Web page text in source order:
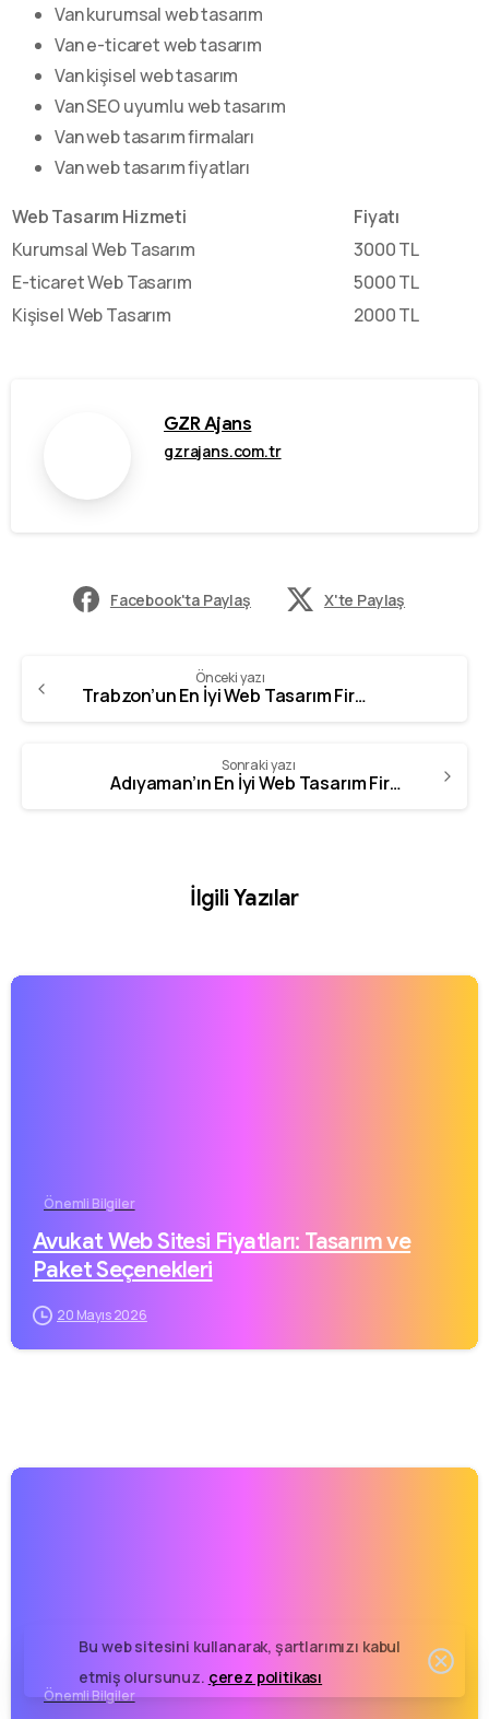
Van kurumsal web tasarım
Van e-ticaret web tasarım
Van kişisel web tasarım
Van SEO uyumlu web tasarım
Van web tasarım firmaları
Van web tasarım fiyatları
Web Tasarım Hizmeti
Fiyatı
Kurumsal Web Tasarım
3000 TL
E-ticaret Web Tasarım
5000 TL
Kişisel Web Tasarım
2000 TL
GZR Ajans
gzrajans.com.tr
Facebook'ta Paylaş X'te Paylaş
Önceki yazı
Trabzon’un En İyi Web Tasarım Firması
Sonraki yazı
Adıyaman’ın En İyi Web Tasarım Firması
İlgili Yazılar
Önemli Bilgiler
Avukat Web Sitesi Fiyatları: Tasarım ve
Paket Seçenekleri
20 Mayıs 2026
Önemli Bilgiler
Bu web sitesini kullanarak, şartlarımızı kabul
etmiş olursunuz. çerez politikası